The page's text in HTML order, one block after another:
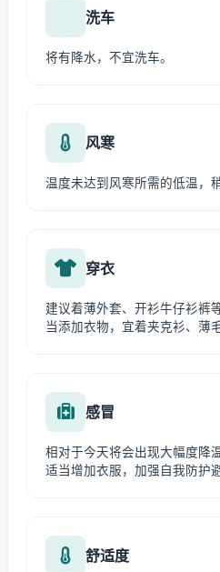
洗车
将有降水，不宜洗车。
风寒
温度未达到风寒所需的低温，
穿衣
建议着薄外套、开衫牛仔衫裤
当添加衣物，宜着夹克衫、薄
感冒
相对于今天将会出现大幅度降
适当增加衣服，加强自我防护
舒适度